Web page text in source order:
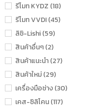
รีโมท KYDZ (18)
รีโมท VVDI (45)
ลิชิ-Lishi (59)
สินค้าอื่นๆ (2)
สินค้าแนะนำ (27)
สินค้าใหม่ (29)
เครื่องมือช่าง (30)
เคส-ซิลิโคน (117)